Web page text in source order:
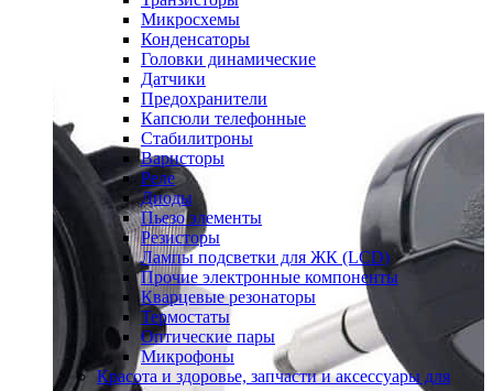
Микросхемы
Конденсаторы
Головки динамические
Датчики
Предохранители
Капсюли телефонные
Стабилитроны
Варисторы
Реле
Диоды
Пьезо элементы
Резисторы
Лампы подсветки для ЖК (LCD)
Прочие электронные компоненты
Кварцевые резонаторы
Термостаты
Оптические пары
Микрофоны
Красота и здоровье, запчасти и аксессуары для